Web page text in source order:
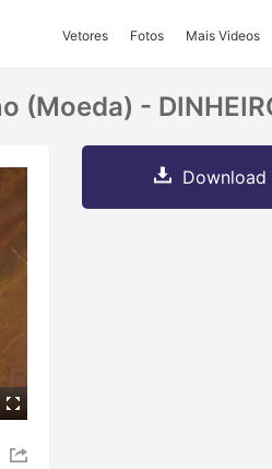
Vetores Fotos Mais Videos
(moeda) -